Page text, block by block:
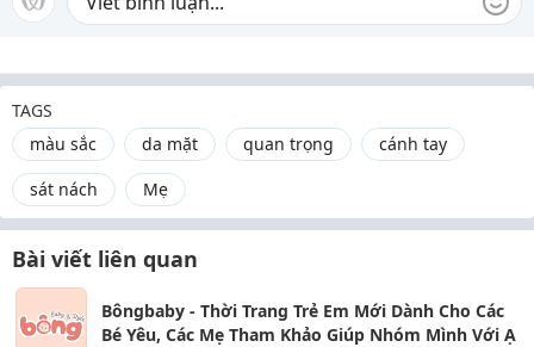
TAGS
màu sắc
da mặt quan trọng
cánh tay
sát nách
Mẹ
Bài viết liên quan
Bôngbaby - Thời Trang Trẻ Em Mới Dành Cho Các
Bé Yêu, Các Mẹ Tham Khảo Giúp Nhóm Mình Với Ạ